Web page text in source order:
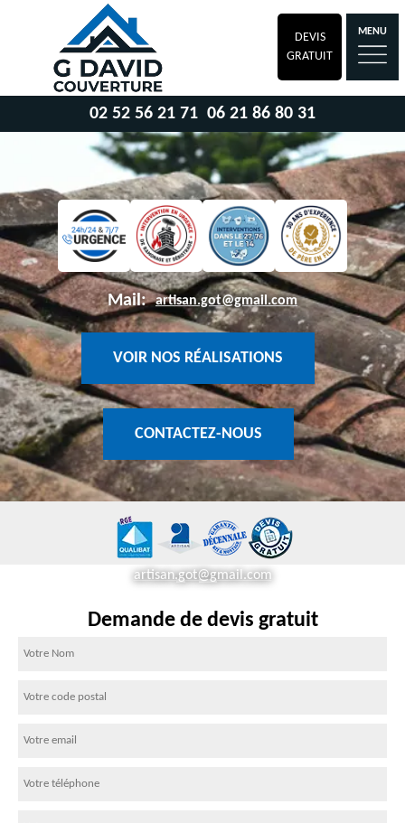
DEVIS
GRATUIT
MENU
02 52 56 21 71 06 21 86 80 31
Mail: artisan.got@gmail.com
VOIR NOS RÉALISATIONS
CONTACTEZ-NOUS
artisan.got@gmail.com
Demande de devis gratuit